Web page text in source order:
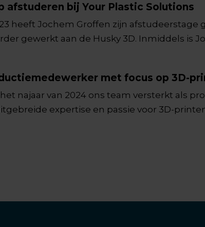
afstuderen bij Your Plastic Solutions
heeft Jochem Groffen zijn afstudeerstage
gewerkt aan de Husky 3D. Inmiddels is
met focus op 3D-
najaar van 2024 ons team versterkt als
expertise en passie voor 3D-